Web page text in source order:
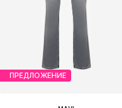
ПРЕДЛОЖЕНИЕ